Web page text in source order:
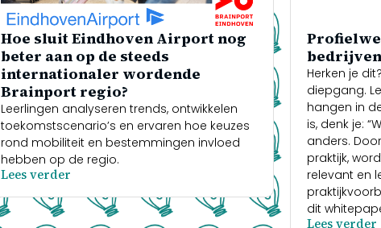
Hoe sluit Eindhoven Airport nog
beter aan op de steeds
internationaler wordende
Brainport regio?
Leerlingen analyseren trends, ontwikkelen
toekomstscenario’s en ervaren hoe keuzes
rond mobiliteit en bestemmingen invloed
hebben op de regio.
Lees verder
bedrijven
Herken je
diepgang.
hangen in
is, denk je:
anders.
praktijk,
relevant en
dit
Lees verder